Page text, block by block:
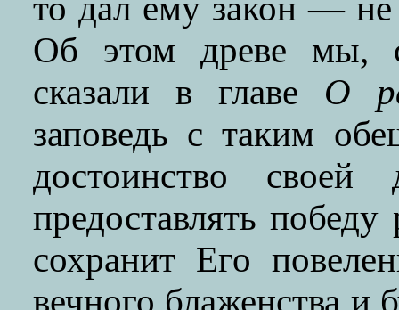
то дал ему закон — не
Об этом древе мы,
сказали в главе О
заповедь с таким
достоинство
предоставлять
сохранит Его
вечного блаженства и